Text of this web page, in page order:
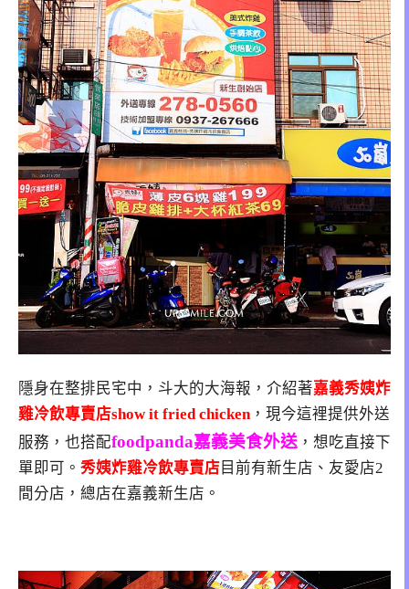
隱身在整排民宅中，斗大的大海報，介紹著嘉義秀姨炸
雞冷飲專賣店show it fried chicken，現今這裡提供外送
服務，也搭配foodpanda嘉義美食外送 ，想吃直接下
單即可。 秀姨炸雞冷飲專賣店目前有新生店、友愛店2
間分店，總店在嘉義新生店。